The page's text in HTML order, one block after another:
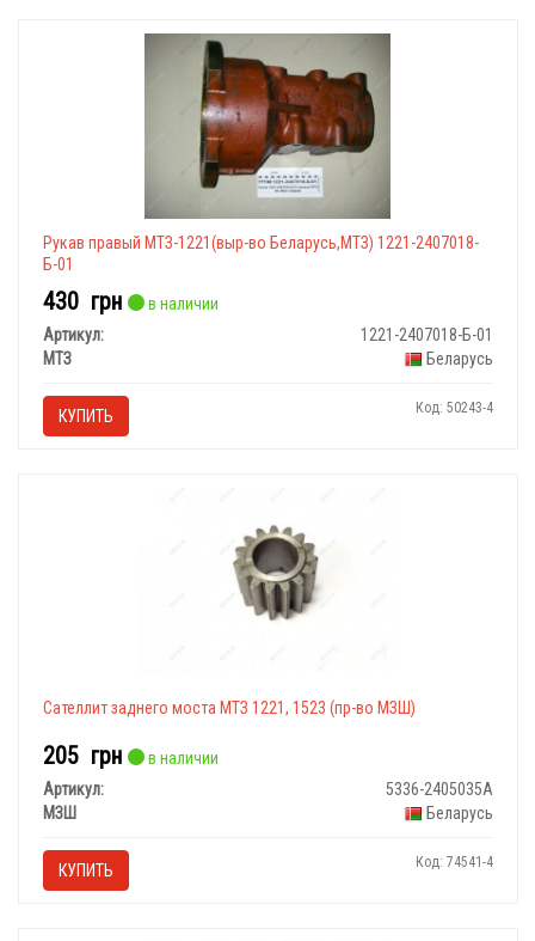
Рукав правый МТЗ-1221(выр-во Беларусь,МТЗ) 1221-2407018-
Б-01
430 грн
в наличии
Артикул:
1221-2407018-Б-01
МТЗ
Беларусь
КУПИТЬ Код: 50243-4
Сателлит заднего моста МТЗ 1221, 1523 (пр-во МЗШ)
205 грн
в наличии
Артикул:
5336-2405035А
МЗШ
Беларусь
КУПИТЬ Код: 74541-4